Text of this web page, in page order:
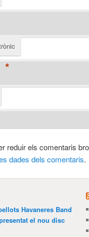
*
reduir els comentaris
dades dels comentaris.
Havaneres Band
el nou disc